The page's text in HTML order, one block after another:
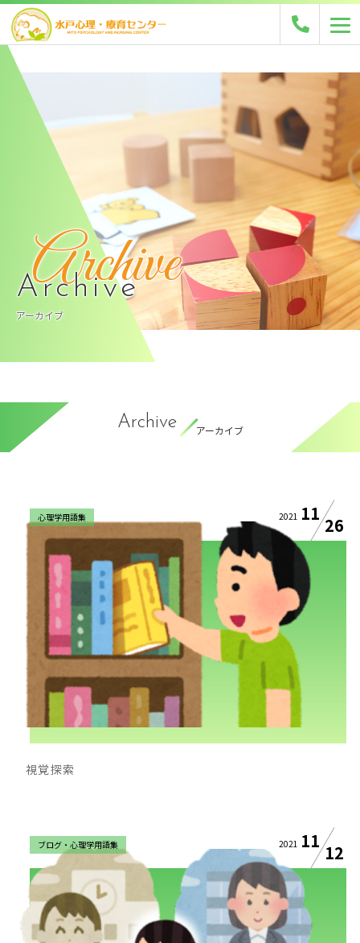
Archive
Archive
アーカイブ
Archive
アーカイブ
心理学用語集 2021 11
26
視覚探索
ブログ・心理学用語集 2021 11
12